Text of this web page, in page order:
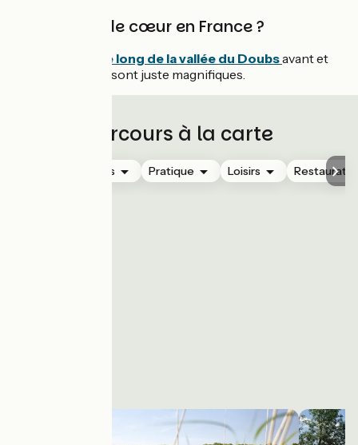
Votre coup de cœur en France ?
le long de la vallée du Doubsavant et
après Besançon sont juste magnifiques.
Parcours à la carte
Hébergements Pratique Loisirs